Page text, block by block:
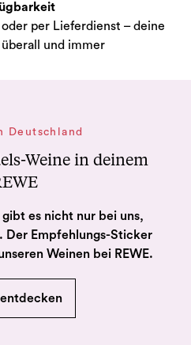
per Lieferdienst – deine
und immer
Deutschland
Weine in deinem
es nicht nur bei uns,
Der Empfehlungs-Sticker
Weinen bei REWE.